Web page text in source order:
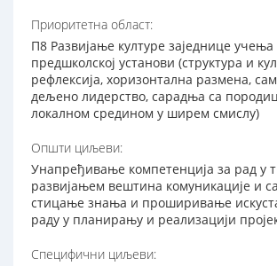
Приоритетна област:
П8 Развијање културе заједнице учења
предшколској установи (структура и
рефлексија, хоризонтална размена,
дељено лидерство, сарадња са
локалном средином у ширем смислу)
Општи циљеви:
Унапређивање компетенција за рад у
развијањем вештина комуникације и
стицање знања и проширивање
раду у планирању и реализацији
Специфични циљеви: